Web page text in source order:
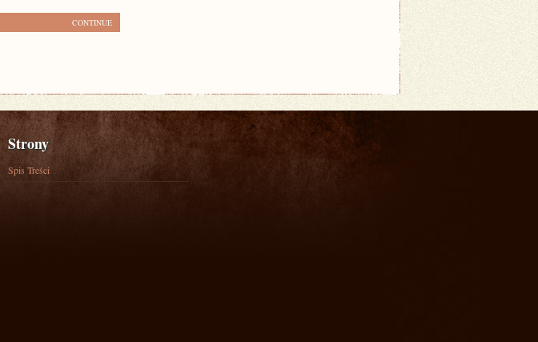
CONTINUE
Strony
Spis Treści